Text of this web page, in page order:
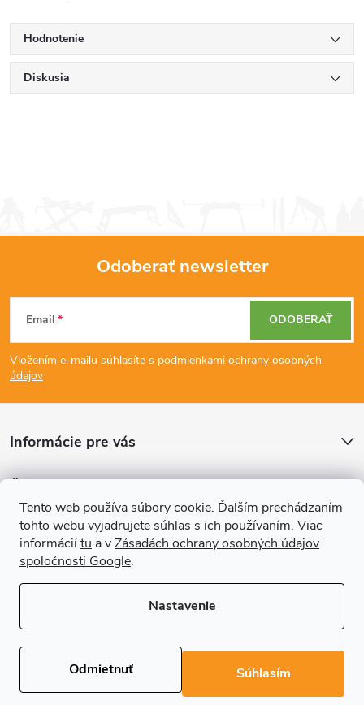
Tento web používa súbory cookie. Ďalším prechádzaním
tohto webu vyjadrujete súhlas s ich používaním. Viac
informáciítu a vZásadách ochrany osobných údajov
spoločnosti Google.
Nastavenie
Odmietnuť Súhlasím
Hodnotenie
Diskusia
Z
á
p
ä
t
Odoberať newsletter
Email
Vložením e-mailu súhlasíte s podmienkami ochrany osobných
údajov
ODOBERAŤ
Informácie pre vás
Prijímame online platby
Copyright 2026REGALS.sk. Všetky práva vyhradené.Upraviť nastavenie
cookies